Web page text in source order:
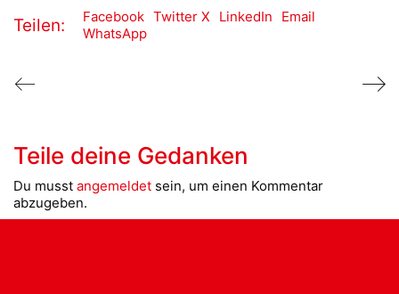
Teilen: Facebook Twitter X LinkedIn
Email
WhatsApp
Teile deine Gedanken
Du musst angemeldet sein, um einen Kommentar
abzugeben.